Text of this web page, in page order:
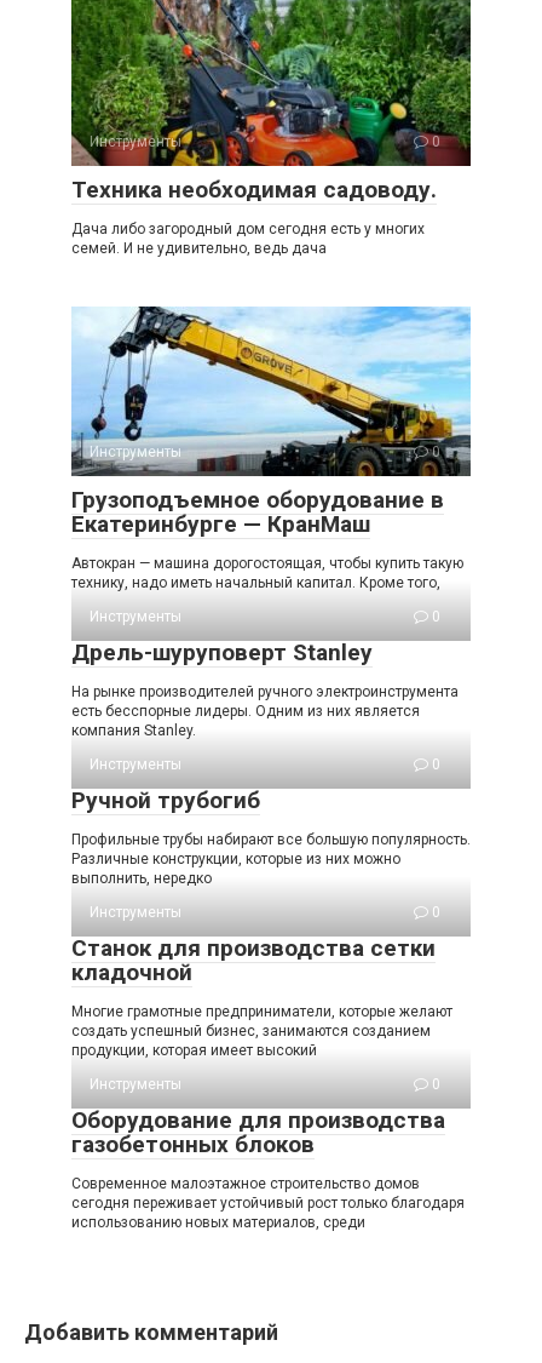
Инструменты 0
Техника необходимая садоводу.
Дача либо загородный дом сегодня есть у многих
семей. И не удивительно, ведь дача
Инструменты 0
Грузоподъемное оборудование в
Екатеринбурге — КранМаш
Автокран — машина дорогостоящая, чтобы купить такую
технику, надо иметь начальный капитал. Кроме того,
Инструменты
0
Дрель-шуруповерт Stanley
На рынке производителей ручного электроинструмента
есть бесспорные лидеры. Одним из них является
компания Stanley.
Инструменты
0
Ручной трубогиб
Профильные трубы набирают все большую популярность.
Различные конструкции, которые из них можно
выполнить, нередко
Инструменты
0
Станок для производства сетки
кладочной
Многие грамотные предприниматели, которые желают
создать успешный бизнес, занимаются созданием
продукции, которая имеет высокий
Инструменты
0
Оборудование для производства
газобетонных блоков
Современное малоэтажное строительство домов
сегодня переживает устойчивый рост только благодаря
использованию новых материалов, среди
Добавить комментарий